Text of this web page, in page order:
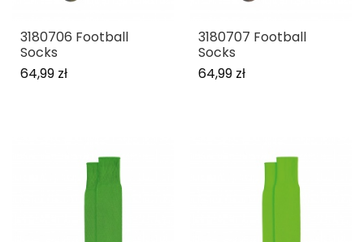
3180706 Football
Socks
64,99 zł
3180707 Football
Socks
64,99 zł